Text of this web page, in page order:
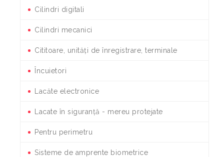
Cilindri digitali
Cilindri mecanici
Cititoare, unități de înregistrare, terminale
Încuietori
Lacăte electronice
Lacate în siguranță - mereu protejate
Pentru perimetru
Sisteme de amprente biometrice